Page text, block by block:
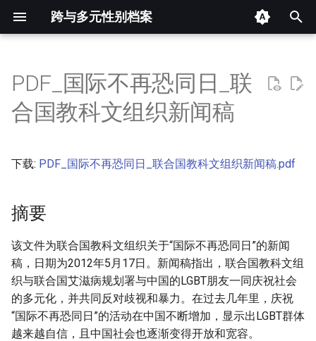
跨与多元性别档案
开
摘要
PDF_国际不再恐同日_联
合国教科文组织新闻稿
下载: PDF_国际不再恐同日_联合国教科文组织新闻稿.pdf
摘要
该文件为联合国教科文组织关于“国际不再恐同日”的新闻
稿，日期为2012年5月17日。新闻稿指出，联合国教科文组
织与联合国艾滋病规划署与中国的LGBT朋友一同庆祝社会
的多元化，并共同反对歧视和暴力。在过去几年里，庆祝
“国际不再恐同日”的活动在中国不断增加，显示出LGBT群体
越来越自信，且中国社会也逐渐变得开放和宽容。